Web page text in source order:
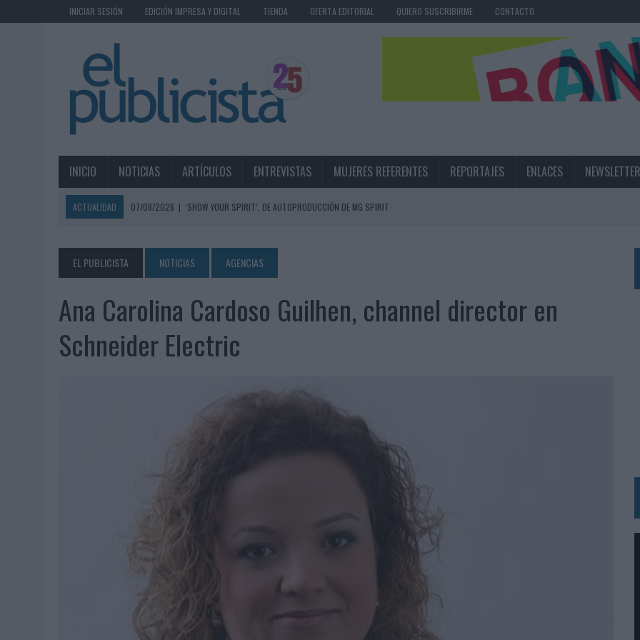
INICIAR SESIÓN EDICIÓN IMPRESA Y DIGITAL TIENDA OFERTA EDITORIAL QUIERO SUSCRIBIRME CONTACTO
INICIO NOTICIAS ARTÍCULOS ENTREVISTAS MUJERES REFERENTES REPORTAJES ENLACES NEWSLETTER
ACTUALIDAD 07/08/2026 | ‘SHOW YOUR SPIRIT’, DE AUTOPRODUCCIÓN DE MG SPIRIT
07/08/2026 | MG SPIRIT RELANZA SU MARCA CON UNA ESTRATEGIA 360º CENTRADA EN EL ORIGEN BARCELONÉS
07/08/2026
PATRÓN CONVIERTE EL NUEVO SINGLE DE ARÓN PIPER EN UNA EXPERIENCIA DE MARCA EN IBIZA
07/08/2026
| EL VERANO PONE A PRUEBA LA ESTRATEGIA DIGITAL DE LAS MARCAS
07/08/2026
VUELING CONVIERTE LOS RECUERDOS EN SOUVENIRS CON IA
‘LA VUELTA’, DE FENOMENAL PARA MÁLAGA CF
SIETE DE CADA DIEZ EMPRESAS ESPAÑOLAS NO INTEGRAN LA INFANCIA EN SU ESTRATEGIA
LA TELEVISIÓN SIGUE LIDERANDO EL CONSUMO DE MEDIOS EN VERANO Y SUPERA AL MÓVIL COMO DISPOSITIVO MÁS UTILIZADO
EL USO DE LA IA GENERATIVA ALCANZA YA AL 62% DE LOS ESPAÑOLES
SYSTEM1 NOMBRA A KIMBERLY BASTONI COMO NUEVA DIRECTORA COMERCIAL GLOBAL
FRIGO Y UNIQLO LANZAN UNA COLECCIÓN PERSONALIZABLE INSPIRADA EN CORNETTO, CALIPPO Y SOLERO
LA IA ESTÁ SUBIENDO EL LISTÓN DE LA CREATIVIDAD
BEON WORLDWIDE LANZA RAÍZ URBANA PARA TRANSFORMAR EL PATRIMONIO HISTÓRICO EN ACTIVOS CULTURALES Y ECONÓMICOS
LOPESAN HOTELS & RESORTS ACERCA EL PARAÍSO CANARIO EN SU ÚLTIMA CAMPAÑA INTERNACIONAL
LUIS ARQUILLOS (BURGO DE ARIAS): “LA CONSTRUCCIÓN DE MARCA A LARGO PLAZO Y LA MEDICIÓN SON DOS CARAS DE LA MISMA
EL PUBLICISTA NOTICIAS AGENCIAS
Ana Carolina Cardoso Guilhen, channel director en
Schneider Electric